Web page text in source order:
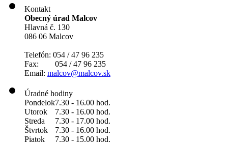
Kontakt
Obecný úrad Malcov
Hlavná č. 130
086 06 Malcov
Telefón: 054 / 47 96 235
Fax: 054 / 47 96 235
Email: malcov@malcov.sk
Úradné hodiny
Pondelok7.30 - 16.00 hod.
Utorok
7.30 - 16.00 hod.
Streda
7.30 - 17.00 hod.
Štvrtok
7.30 - 16.00 hod.
Piatok
7.30 - 15.00 hod.